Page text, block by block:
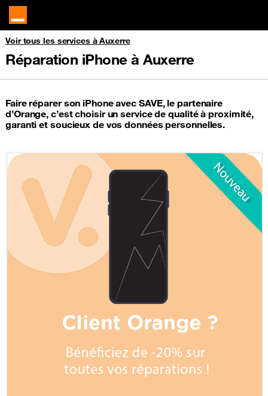
Voir tous les services à Auxerre
Réparation iPhone à Auxerre
Faire réparer son iPhone avec SAVE, le partenaire
d’Orange, c’est choisir un service de qualité à proximité,
garanti et soucieux de vos données personnelles.